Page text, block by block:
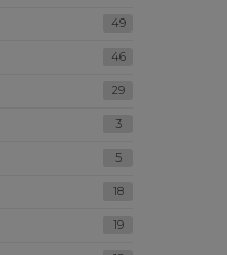
49
46
29
3
5
18
19